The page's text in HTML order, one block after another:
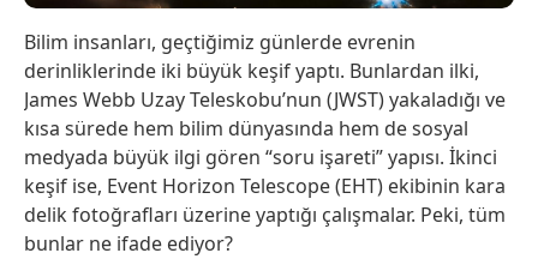
Bilim insanları, geçtiğimiz günlerde evrenin
derinliklerinde iki büyük keşif yaptı. Bunlardan ilki,
James Webb Uzay Teleskobu’nun (JWST) yakaladığı ve
kısa sürede hem bilim dünyasında hem de sosyal
medyada büyük ilgi gören “soru işareti” yapısı. İkinci
keşif ise, Event Horizon Telescope (EHT) ekibinin kara
delik fotoğrafları üzerine yaptığı çalışmalar. Peki, tüm
bunlar ne ifade ediyor?